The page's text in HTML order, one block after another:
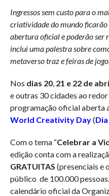
Ingressos sem custo para o
criatividade do mundo ficarão
abertura oficial e poderão ser
inclui uma palestra sobre
metaverso traz e feiras de
Nos dias 20, 21 e 22 de
e outras 30 cidades ao
programação oficial aberta
World Creativity Day(
Com o tema “Celebrar a
edição conta com a
GRATUITAS (presenciais e
público de 100.000
calendário oficial da